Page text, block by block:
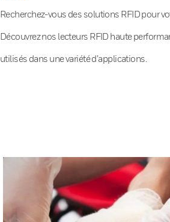
Recherchez-vous des solutions RFID pour
Découvrez nos lecteurs RFID haute
utilisés dans une variété d’applications.